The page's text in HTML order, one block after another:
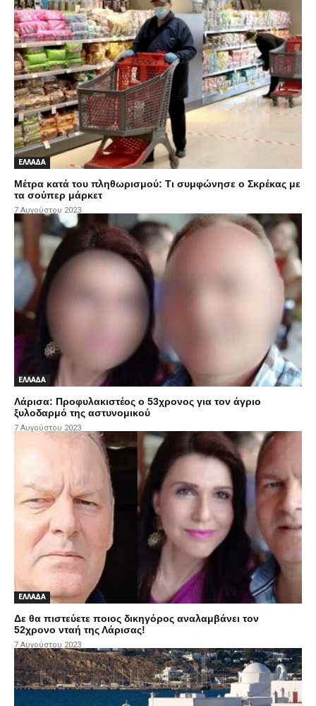
ΕΛΛΑΔΑ
Μέτρα κατά του πληθωρισμού: Τι συμφώνησε ο Σκρέκας με
τα σούπερ μάρκετ
7 Αυγούστου 2023
ΕΛΛΑΔΑ
Λάρισα: Προφυλακιστέος ο 53χρονος για τον άγριο
ξυλοδαρμό της αστυνομικού
7 Αυγούστου 2023
ΕΛΛΑΔΑ
Δε θα πιστεύετε ποιος δικηγόρος αναλαμβάνει τον
52χρονο νταή της Λάρισας!
7 Αυγούστου 2023